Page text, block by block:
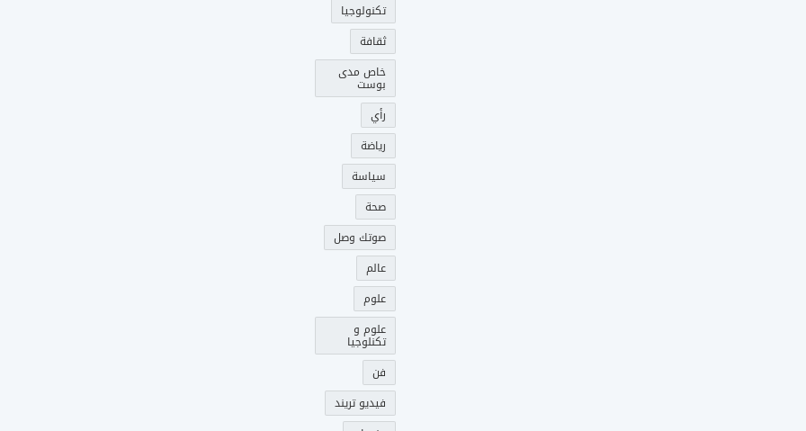
تكنولوجيا
ثقافة
خاص مدى
بوست
رأي
رياضة
سياسة
صحة
صوتك وصل
عالم
علوم
علوم و
تكنلوجيا
فن
فيديو تريند